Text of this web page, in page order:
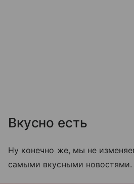
Вкусно есть
Ну конечно же, мы не
самыми вкусными новостями.